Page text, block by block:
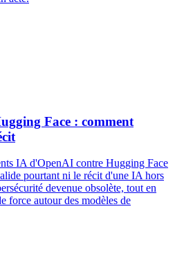
Face : comment
IA d'OpenAI contre Hugging Face
pourtant ni le récit d'une IA hors
devenue obsolète, tout en
force autour des modèles de